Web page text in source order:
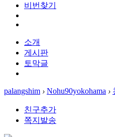
비번찾기
소개
게시판
토막글
palangshim › Nohu90yokohama ›
친구추가
쪽지발송